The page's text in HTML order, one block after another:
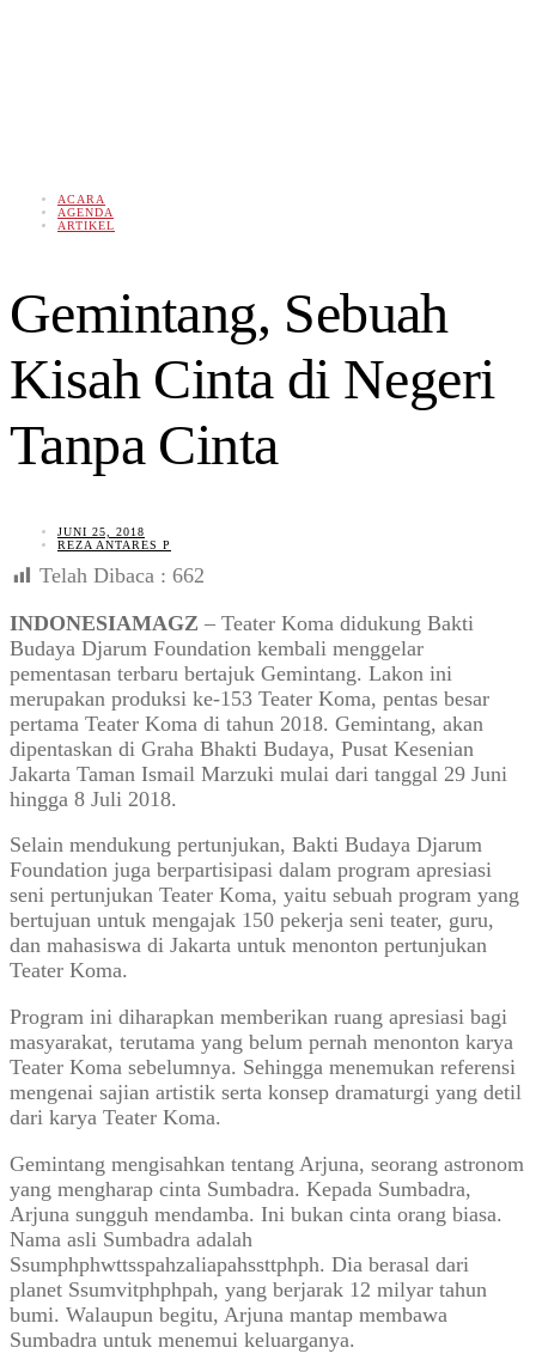
ACARA
AGENDA
ARTIKEL
Gemintang, Sebuah
Kisah Cinta di Negeri
Tanpa Cinta
JUNI 25, 2018
REZA ANTARES P
Telah Dibaca : 662
INDONESIAMAGZ – Teater Koma didukung Bakti
Budaya Djarum Foundation kembali menggelar
pementasan terbaru bertajuk Gemintang. Lakon ini
merupakan produksi ke-153 Teater Koma, pentas besar
pertama Teater Koma di tahun 2018. Gemintang, akan
dipentaskan di Graha Bhakti Budaya, Pusat Kesenian
Jakarta Taman Ismail Marzuki mulai dari tanggal 29 Juni
hingga 8 Juli 2018.
Selain mendukung pertunjukan, Bakti Budaya Djarum
Foundation juga berpartisipasi dalam program apresiasi
seni pertunjukan Teater Koma, yaitu sebuah program yang
bertujuan untuk mengajak 150 pekerja seni teater, guru,
dan mahasiswa di Jakarta untuk menonton pertunjukan
Teater Koma.
Program ini diharapkan memberikan ruang apresiasi bagi
masyarakat, terutama yang belum pernah menonton karya
Teater Koma sebelumnya. Sehingga menemukan referensi
mengenai sajian artistik serta konsep dramaturgi yang detil
dari karya Teater Koma.
Gemintang mengisahkan tentang Arjuna, seorang astronom
yang mengharap cinta Sumbadra. Kepada Sumbadra,
Arjuna sungguh mendamba. Ini bukan cinta orang biasa.
Nama asli Sumbadra adalah
Ssumphphwttsspahzaliapahssttphph. Dia berasal dari
planet Ssumvitphphpah, yang berjarak 12 milyar tahun
bumi. Walaupun begitu, Arjuna mantap membawa
Sumbadra untuk menemui keluarganya.